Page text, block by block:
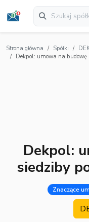
Strona główna Spółki
Dekpol: umowa na
Dekpol:
siedziby
Znaczące